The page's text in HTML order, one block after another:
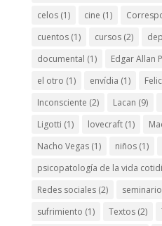
celos(1) cine (1)
cuentos(1) cursos(2)
documental (1) Edgar Allan
el otro (1) envídia (1)
Inconsciente (2) Lacan (9)
Ligotti (1) lovecraft(1)
Nacho Vegas(1) niños(1)
psicopatología de la vida
Redes sociales(2)
sufrimiento (1) Textos(2)